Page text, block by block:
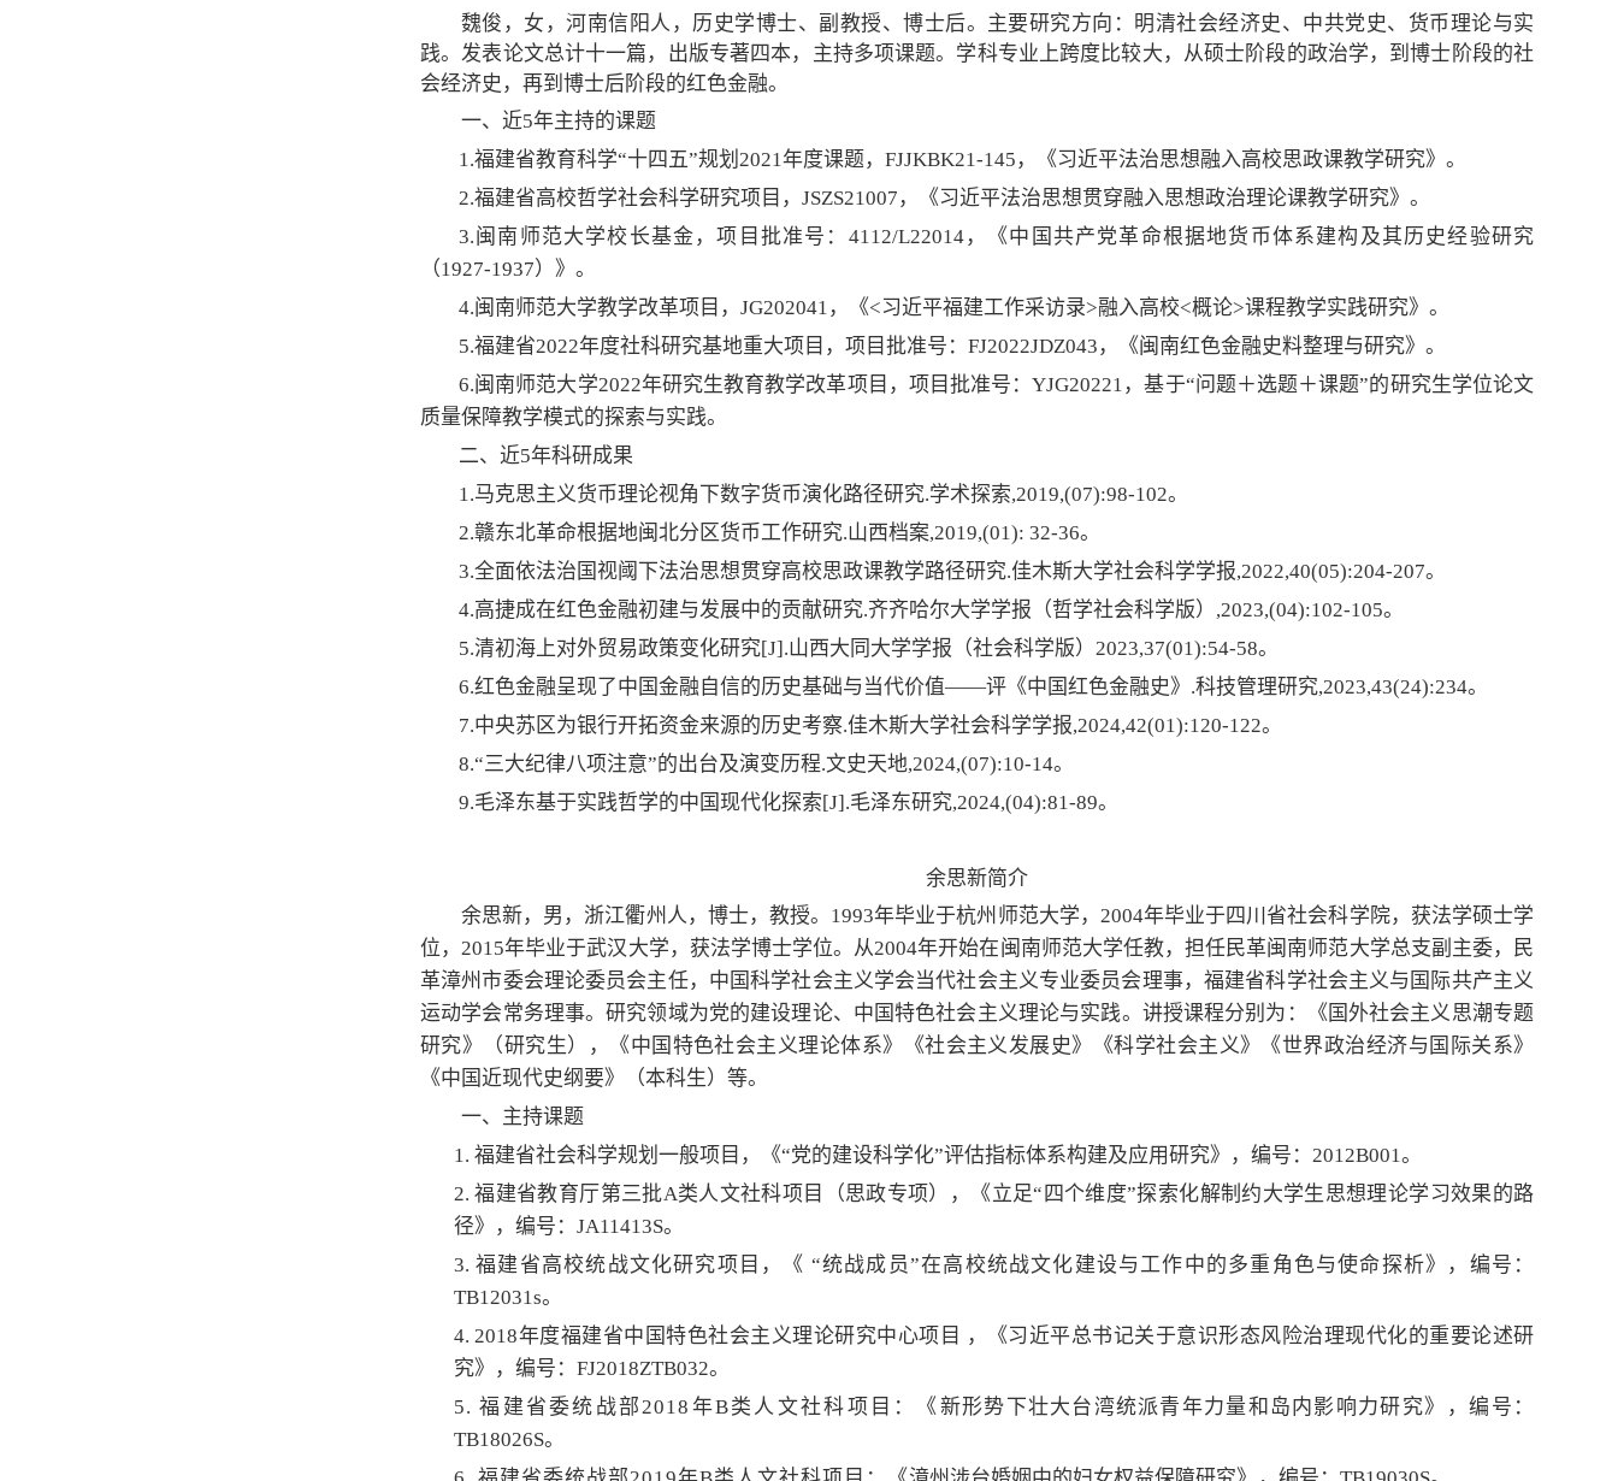
魏俊，女，河南信阳人，历史学博士、副教授、博士后。主要研究方向：明清社会经济史、中共党史、货币理论与实
践。发表论文总计十一篇，出版专著四本，主持多项课题。学科专业上跨度比较大，从硕士阶段的政治学，到博士阶段的社
会经济史，再到博士后阶段的红色金融。
一、近5年主持的课题
1.福建省教育科学“十四五”规划2021年度课题，FJJKBK21-145，《习近平法治思想融入高校思政课教学研究》。
2.福建省高校哲学社会科学研究项目，JSZS21007，《习近平法治思想贯穿融入思想政治理论课教学研究》。
3.闽南师范大学校长基金，项目批准号：4112/L22014，《中国共产党革命根据地货币体系建构及其历史经验研究
（1927-1937）》。
4.闽南师范大学教学改革项目，JG202041，《<习近平福建工作采访录>融入高校<概论>课程教学实践研究》。
5.福建省2022年度社科研究基地重大项目，项目批准号：FJ2022JDZ043，《闽南红色金融史料整理与研究》。
6.闽南师范大学2022年研究生教育教学改革项目，项目批准号：YJG20221，基于“问题＋选题＋课题”的研究生学位论文
质量保障教学模式的探索与实践。
二、近5年科研成果
1.马克思主义货币理论视角下数字货币演化路径研究.学术探索,2019,(07):98-102。
2.赣东北革命根据地闽北分区货币工作研究.山西档案,2019,(01): 32-36。
3.全面依法治国视阈下法治思想贯穿高校思政课教学路径研究.佳木斯大学社会科学学报,2022,40(05):204-207。
4.高捷成在红色金融初建与发展中的贡献研究.齐齐哈尔大学学报（哲学社会科学版）,2023,(04):102-105。
5.清初海上对外贸易政策变化研究[J].山西大同大学学报（社会科学版） 2023,37(01):54-58。
6.红色金融呈现了中国金融自信的历史基础与当代价值——评《中国红色金融史》.科技管理研究,2023,43(24):234。
7.中央苏区为银行开拓资金来源的历史考察.佳木斯大学社会科学学报,2024,42(01):120-122。
8.“三大纪律八项注意”的出台及演变历程.文史天地,2024,(07):10-14。
9.毛泽东基于实践哲学的中国现代化探索[J].毛泽东研究,2024,(04):81-89。
余思新简介
余思新，男，浙江衢州人，博士，教授。1993年毕业于杭州师范大学，2004年毕业于四川省社会科学院，获法学硕士学
位，2015年毕业于武汉大学，获法学博士学位。从2004年开始在闽南师范大学任教，担任民革闽南师范大学总支副主委，民
革漳州市委会理论委员会主任，中国科学社会主义学会当代社会主义专业委员会理事，福建省科学社会主义与国际共产主义
运动学会常务理事。研究领域为党的建设理论、中国特色社会主义理论与实践。讲授课程分别为：《国外社会主义思潮专题
研究》（研究生），《中国特色社会主义理论体系》
《社会主义发展史》《科学社会主义》《世界政治经济与国际关系》
《中国近现代史纲要》（本科生）等。
一、主持课题
1. 福建省社会科学规划一般项目，《“党的建设科学化”评估指标体系构建及应用研究》，编号：2012B001。
2.福建省教育厅第三批A类人文社科项目（思政专项），《立足“四个维度”探索化解制约大学生思想理论学习效果的路
径》，编号：JA11413S。
3.福建省高校统战文化研究项目，《 “统战成员”在高校统战文化建设与工作中的多重角色与使命探析》，编号：
TB12031s。
4.2018年度福建省中国特色社会主义理论研究中心项目 ，《习近平总书记关于意识形态风险治理现代化的重要论述研
究》，编号：FJ2018ZTB032。
5.福建省委统战部2018年B类人文社科项目：《 新形势下壮大台湾统派青年力量和岛内影响力研究》
，编号：
TB18026S。